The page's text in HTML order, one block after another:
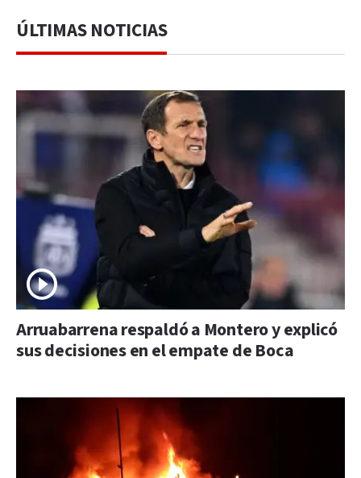
ÚLTIMAS NOTICIAS
Arruabarrena respaldó a Montero y explicó
sus decisiones en el empate de Boca